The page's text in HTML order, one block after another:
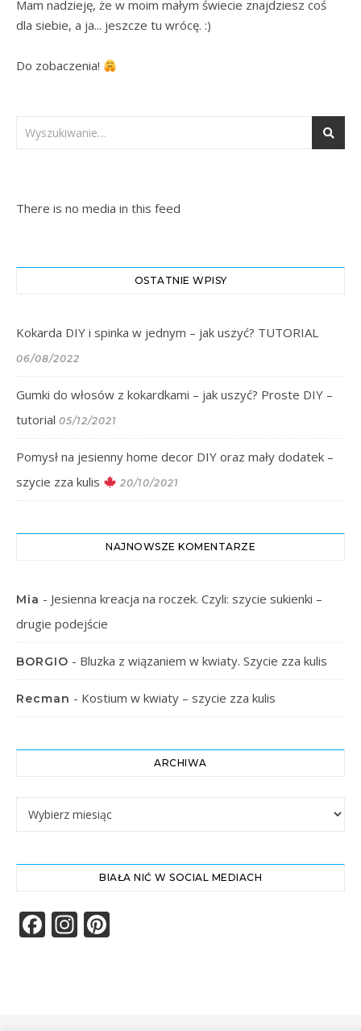
Mam nadzieję, że w moim małym świecie znajdziesz coś
dla siebie, a ja... jeszcze tu wrócę. :)
Do zobaczenia!
There is no media in this feed
OSTATNIE WPISY
Kokarda DIY i spinka w jednym – jak uszyć? TUTORIAL
06/08/2022
Gumki do włosów z kokardkami – jak uszyć? Proste DIY –
tutorial 05/12/2021
Pomysł na jesienny home decor DIY oraz mały dodatek –
szycie zza kulis
20/10/2021
NAJNOWSZE KOMENTARZE
Mia - Jesienna kreacja na roczek. Czyli: szycie sukienki –
drugie podejście
BORGIO - Bluzka z wiązaniem w kwiaty. Szycie zza kulis
Recman - Kostium w kwiaty – szycie zza kulis
ARCHIWA
Archiwa
BIAŁA NIĆ W SOCIAL MEDIACH
Facebook
Instagram